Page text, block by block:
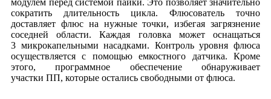
сократить длительность цикла. Флюсователь точно
доставляет флюс на нужные точки, избегая загрязнение
соседней области. Каждая головка может оснащаться
3 микрокапельными насадками. Контроль уровня флюса
осуществляется с помощью емкостного датчика. Кроме
этого, программное обеспечение обнаруживает
участки ПП, которые остались свободными от флюса.